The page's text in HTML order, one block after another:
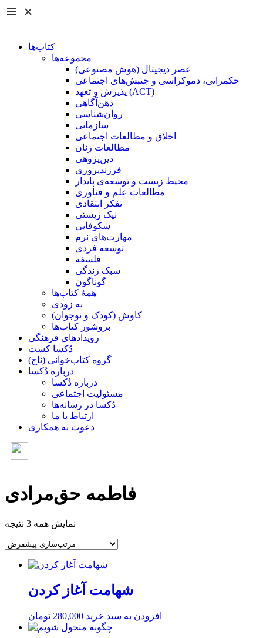
کتاب‌ها
مجموعه‌ها
عصر دیجیتال (هوش مصنوعی)
حکمرانی، دموکراسی و جنبش‌های اجتماعی
پذیرش و تعهد (ACT)
ذهن‌آگاهی
روان‌شناسی
سازمانی
اخلاق و مطالعات اجتماعی
مطالعات زنان
دین‌پژوهی
فرزند‌پروری
محیط زیست و توسعه‌ی پایدار
مطالعات علم و فناوری
تفکر انتقادی
نیک زیستی
شکوفایی
مهارت‌های نرم
توسعه فردی
فلسفه
سبک زندگی
گوناگون
همۀ کتاب‌ها
به زودی
کاوش (کودک و ‌نوجوان)
بروشور کتاب‌ها
رویدادهای فرهنگی
دُکسا کست
گروه کتاب‌خوانی (ناج)
درباره دُکسا
درباره دُکسا
مسئولیت اجتماعی
دُکسا در رسانه‌ها
ارتباط با ما
دعوت به همکاری
فاطمه حق‌مرادی
نمایش همه 3 نتیجه
شهامت آغاز کردن
280,000 تومان افزودن به سبد خرید